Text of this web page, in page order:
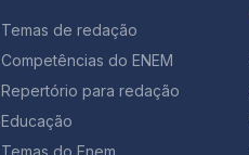
Temas de redação
Competências do ENEM
Repertório para redação
Educação
Temas do Enem